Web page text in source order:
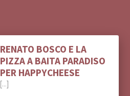
RENATO BOSCO E LA
PIZZA A BAITA PARADISO
PER HAPPYCHEESE
[...]